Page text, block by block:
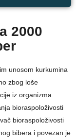
2000
unosom kurkumina
zbog loše
iz organizma.
bioraspoloživosti
bioraspoloživosti
bibera i povezan je